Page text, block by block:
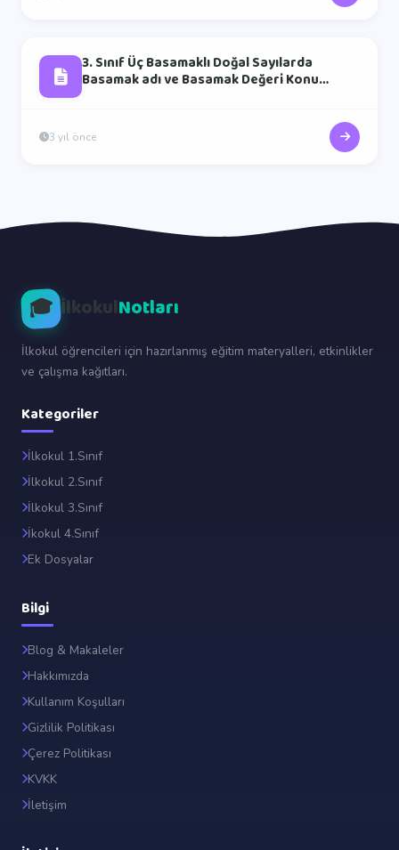
3. Sınıf Üç Basamaklı Doğal Sayılarda
Basamak adı ve Basamak Değeri Konu
3 yıl önce
🎓 İlkokulNotları
İlkokul öğrencileri için hazırlanmış eğitim materyalleri, etkinlikler
ve çalışma kağıtları.
Kategoriler
İlkokul 1.Sınıf
İlkokul 2.Sınıf
İlkokul 3.Sınıf
İkokul 4.Sınıf
Ek Dosyalar
Bilgi
Blog & Makaleler
Hakkımızda
Kullanım Koşulları
Gizlilik Politikası
Çerez Politikası
KVKK
İletişim